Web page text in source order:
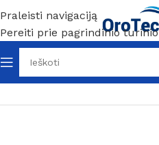
Praleisti navigaciją
Pereiti prie pagrindinio turinio
Pradžia Be kategorijos